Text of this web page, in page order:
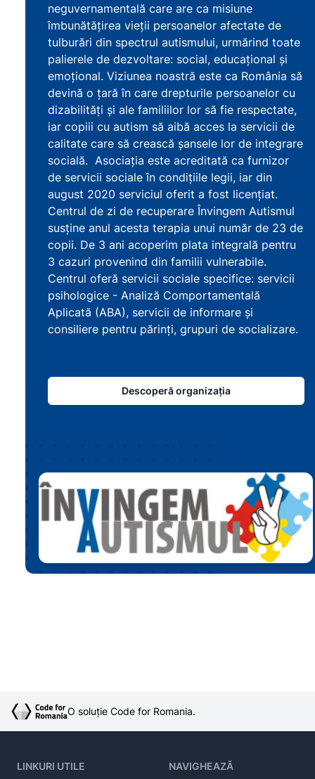
neguvernamentală care are ca misiune
îmbunătățirea vieții persoanelor afectate de
tulburări din spectrul autismului, urmărind toate
palierele de dezvoltare: social, educațional și
emoțional. Viziunea noastră este ca România să
devină o țară în care drepturile persoanelor cu
dizabilități și ale familiilor lor să fie respectate,
iar copiii cu autism să aibă acces la servicii de
calitate care să crească șansele lor de integrare
socială. Asociația este acreditată ca furnizor
de servicii sociale în condițiile legii, iar din
august 2020 serviciul oferit a fost licențiat.
Centrul de zi de recuperare Învingem Autismul
susține anul acesta terapia unui număr de 23 de
copii. De 3 ani acoperim plata integrală pentru
3 cazuri provenind din familii vulnerabile.
Centrul oferă servicii sociale specifice: servicii
psihologice - Analiză Comportamentală
Aplicată (ABA), servicii de informare și
consiliere pentru părinți, grupuri de socializare.
Descoperă organizația
O soluție Code for Romania.
LINKURI UTILE NAVIGHEAZĂ